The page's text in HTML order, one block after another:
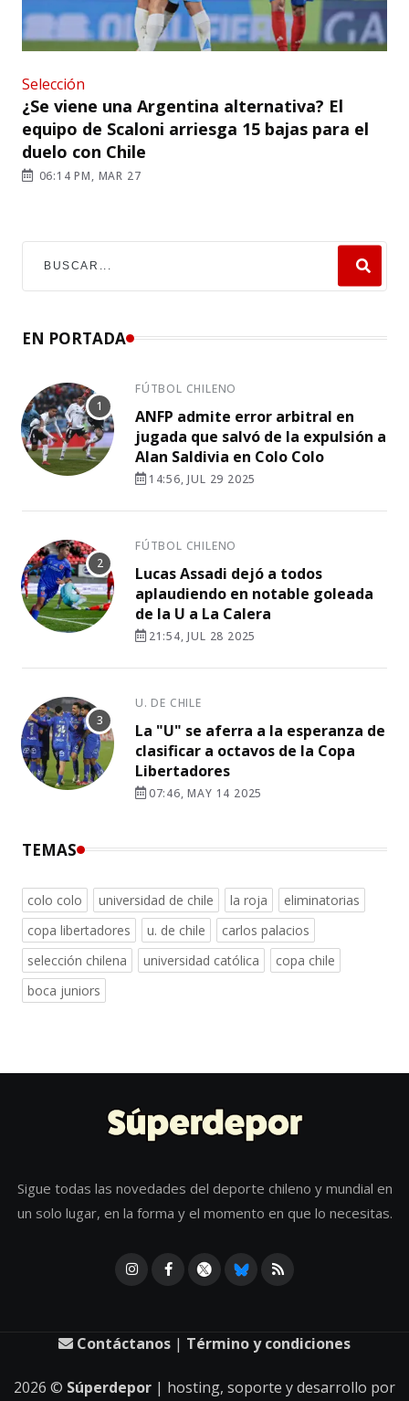
Selección
¿Se viene una Argentina alternativa? El
equipo de Scaloni arriesga 15 bajas para el
duelo con Chile
06:14 PM, MAR 27
EN PORTADA
FÚTBOL CHILENO
ANFP admite error arbitral en
jugada que salvó de la expulsión a
Alan Saldivia en Colo Colo
14:56, JUL 29 2025
FÚTBOL CHILENO
Lucas Assadi dejó a todos
aplaudiendo en notable goleada
de la U a La Calera
21:54, JUL 28 2025
U. DE CHILE
La "U" se aferra a la esperanza de
clasificar a octavos de la Copa
Libertadores
07:46, MAY 14 2025
TEMAS
colo colo universidad de chile la roja
eliminatorias
copa libertadores
u. de chile
carlos palacios
selección chilena
universidad católica
copa chile
boca juniors
Sigue todas las novedades del deporte chileno y mundial en
un solo lugar, en la forma y el momento en que lo necesitas.
Contáctanos | Término y condiciones
2026 © Súperdepor | hosting, soporte y desarrollo por